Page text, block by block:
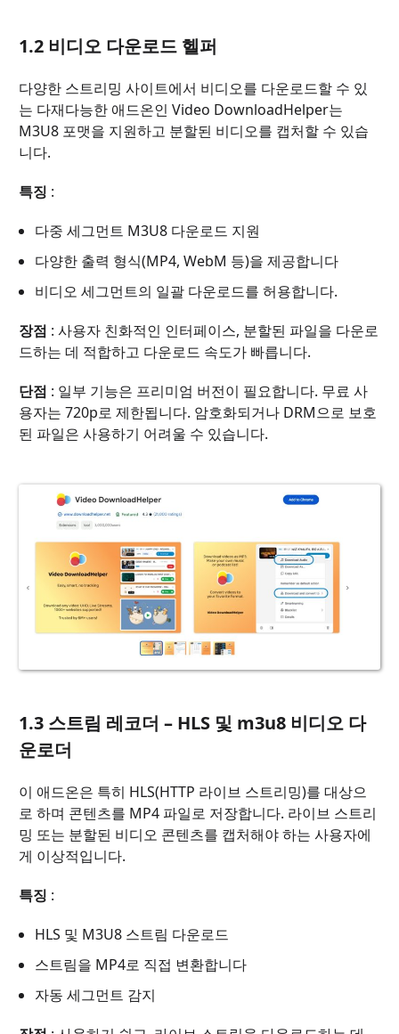
1.2 비디오 다운로드 헬퍼
다양한 스트리밍 사이트에서 비디오를 다운로드할 수 있
는 다재다능한 애드온인 Video DownloadHelper는
M3U8 포맷을 지원하고 분할된 비디오를 캡처할 수 있습
니다.
특징 :
다중 세그먼트 M3U8 다운로드 지원
다양한 출력 형식(MP4, WebM 등)을 제공합니다
비디오 세그먼트의 일괄 다운로드를 허용합니다.
장점 : 사용자 친화적인 인터페이스, 분할된 파일을 다운로
드하는 데 적합하고 다운로드 속도가 빠릅니다.
단점 : 일부 기능은 프리미엄 버전이 필요합니다. 무료 사
용자는 720p로 제한됩니다. 암호화되거나 DRM으로 보호
된 파일은 사용하기 어려울 수 있습니다.
1.3 스트림 레코더 – HLS 및 m3u8 비디오 다
운로더
이 애드온은 특히 HLS(HTTP 라이브 스트리밍)를 대상으
로 하며 콘텐츠를 MP4 파일로 저장합니다. 라이브 스트리
밍 또는 분할된 비디오 콘텐츠를 캡처해야 하는 사용자에
게 이상적입니다.
특징 :
HLS 및 M3U8 스트림 다운로드
스트림을 MP4로 직접 변환합니다
자동 세그먼트 감지